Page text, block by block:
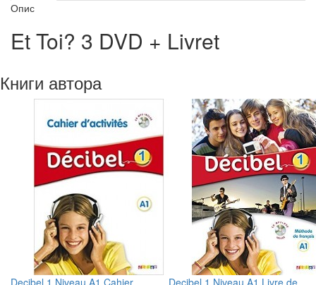
Опис
Et Toi? 3 DVD + Livret
Книги автора
Decibel 1 Niveau A1 Cahier
Decibel 1 Niveau A1 Livre de